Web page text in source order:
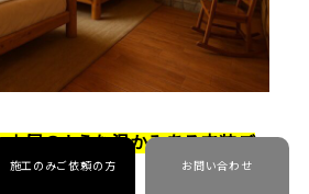
小屋のような温かみある内装デ
施工のみご依頼の方 お問い合わせ